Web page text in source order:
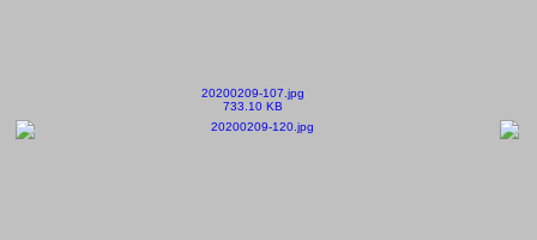
20200209-107.jpg
733.10 KB